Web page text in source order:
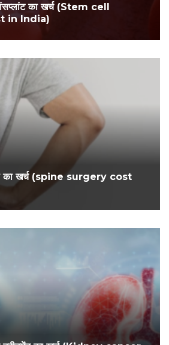
का खर्च (Stem cell
in India)
का खर्च (spine surgery cost